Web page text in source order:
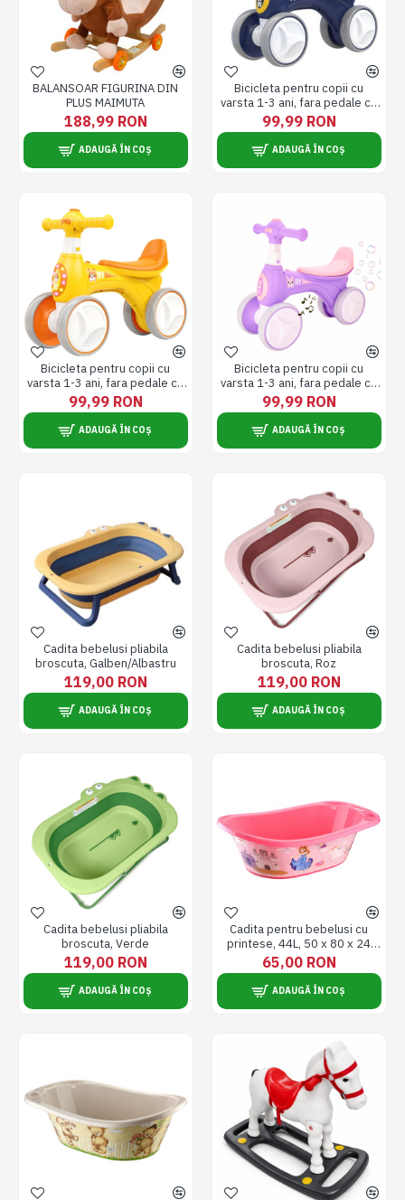
BALANSOAR FIGURINA DIN
PLUS MAIMUTA
188,99 RON
ADAUGĂ ÎN COȘ
Bicicleta pentru copii cu
varsta 1-3 ani, fara pedale cu
roti silentioase, cu muzica si
baloane de sapun, albastra
99,99 RON
ADAUGĂ ÎN COȘ
Bicicleta pentru copii cu
varsta 1-3 ani, fara pedale cu
roti silentioase, cu muzica si
baloane de sapun, galben
99,99 RON
ADAUGĂ ÎN COȘ
Bicicleta pentru copii cu
varsta 1-3 ani, fara pedale cu
roti silentioase, cu muzica si
baloane de sapun, violet
99,99 RON
ADAUGĂ ÎN COȘ
Cadita bebelusi pliabila
broscuta, Galben/Albastru
119,00 RON
ADAUGĂ ÎN COȘ
Cadita bebelusi pliabila
broscuta, Roz
119,00 RON
ADAUGĂ ÎN COȘ
Cadita bebelusi pliabila
broscuta, Verde
119,00 RON
ADAUGĂ ÎN COȘ
Cadita pentru bebelusi cu
printese, 44L, 50 x 80 x 24
cm, roz
65,00 RON
ADAUGĂ ÎN COȘ